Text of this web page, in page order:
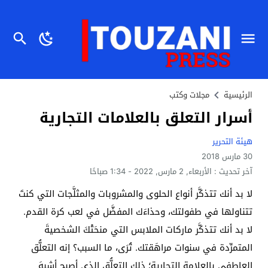
الرئيسية مجلات وكتب
أسرار التعلق بالعلامات التجارية
هيئة التحرير
30 مارس 2018
آخر تحديث : الأربعاء, 2 مارس, 2022 - 1:34 صباحًا
لا بد أنك تتذكَّر أنواع الحلوى والمشروبات والمثلَّجات التي كنتَ
تتناولها في طفولتك، وحذاءَك المفضَّل في لعب كرة القدم.
لا بد أنك تتذكَّر ماركات الملابس التي منحَتْكَ الشخصيةَ
المتمرِّدة في سنوات مراهَقتك. تُرَى، ما السبب؟ إنه التعلُّق